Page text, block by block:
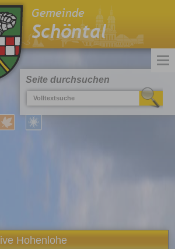
Seite durchsuchen
Hohenlohe